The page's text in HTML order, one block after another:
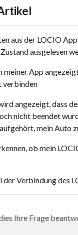
aus der LOCIO
ausgelesen
meiner App
verbinden
angezeigt, dass
nicht beendet
mein Auto
ob mein
der Verbindung des
Ihre Frage